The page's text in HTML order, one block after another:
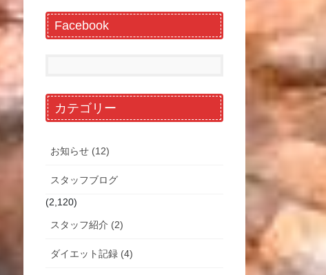
Facebook
カテゴリー
お知らせ (12)
スタッフブログ
(2,120)
スタッフ紹介 (2)
ダイエット記録 (4)